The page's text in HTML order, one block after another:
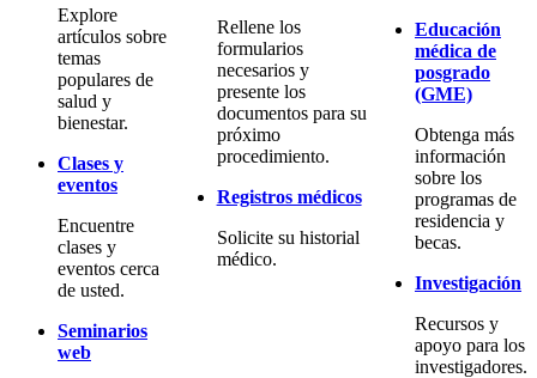
Explore
artículos sobre
temas
populares de
salud y
bienestar.
Clases y
eventos
Encuentre
clases y
eventos cerca
de usted.
Seminarios
web
Rellene los
formularios
necesarios y
presente los
documentos para su
próximo
procedimiento.
Registros médicos
Solicite su historial
médico.
Educación
médica de
posgrado
(GME)
Obtenga más
información
sobre los
programas de
residencia y
becas.
Investigación
Recursos y
apoyo para los
investigadores.